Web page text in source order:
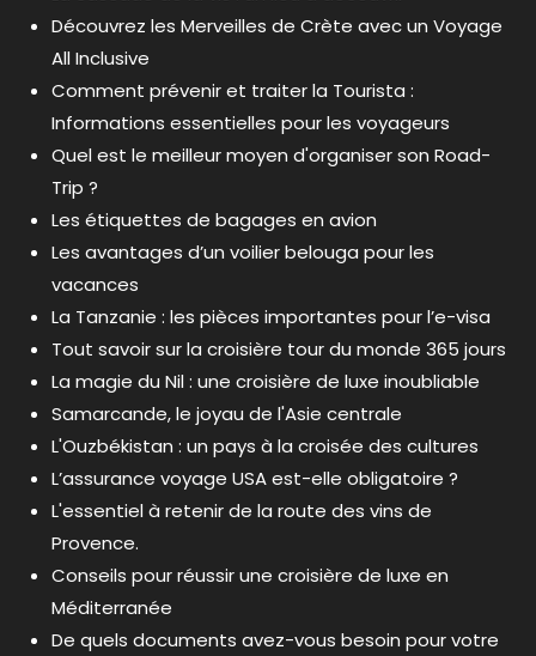
Découvrez les Merveilles de Crète avec un Voyage
All Inclusive
Comment prévenir et traiter la Tourista :
Informations essentielles pour les voyageurs
Quel est le meilleur moyen d'organiser son Road-
Trip ?
Les étiquettes de bagages en avion
Les avantages d’un voilier belouga pour les
vacances
La Tanzanie : les pièces importantes pour l’e-visa
Tout savoir sur la croisière tour du monde 365 jours
La magie du Nil : une croisière de luxe inoubliable
Samarcande, le joyau de l'Asie centrale
L'Ouzbékistan : un pays à la croisée des cultures
L’assurance voyage USA est-elle obligatoire ?
L'essentiel à retenir de la route des vins de
Provence.
Conseils pour réussir une croisière de luxe en
Méditerranée
De quels documents avez-vous besoin pour votre